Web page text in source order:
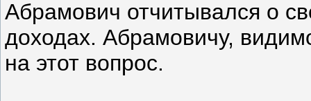
Абрамович отчитывался о
доходах. Абрамовичу,
на этот вопрос.